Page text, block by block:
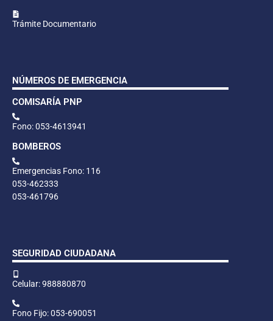
Trámite Documentario
NÚMEROS DE EMERGENCIA
COMISARÍA PNP
Fono: 053-4613941
BOMBEROS
Emergencias Fono: 116
053-462333
053-461796
SEGURIDAD CIUDADANA
Celular: 988880870
Fono Fijo: 053-690051